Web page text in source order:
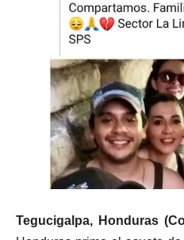
Tegucigalpa, Honduras